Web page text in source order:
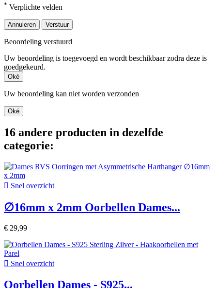
* Verplichte velden
Annuleren Verstuur
Beoordeling verstuurd
Uw beoordeling is toegevoegd en wordt beschikbaar zodra deze is
goedgekeurd.
Oké
Uw beoordeling kan niet worden verzonden
Oké
16 andere producten in dezelfde
categorie:
 Snel overzicht
∅16mm x 2mm Oorbellen Dames...
€ 29,99
 Snel overzicht
Oorbellen Dames - S925...